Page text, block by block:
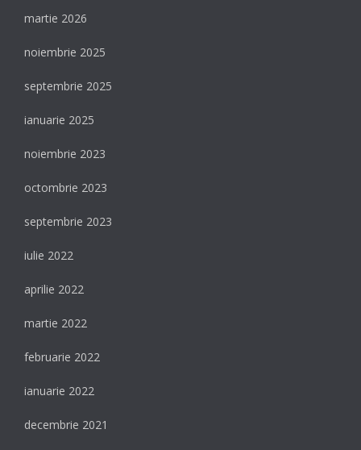
martie 2026
noiembrie 2025
septembrie 2025
ianuarie 2025
noiembrie 2023
octombrie 2023
septembrie 2023
iulie 2022
aprilie 2022
martie 2022
februarie 2022
ianuarie 2022
decembrie 2021